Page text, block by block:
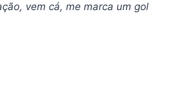
vem cá, me marca um gol